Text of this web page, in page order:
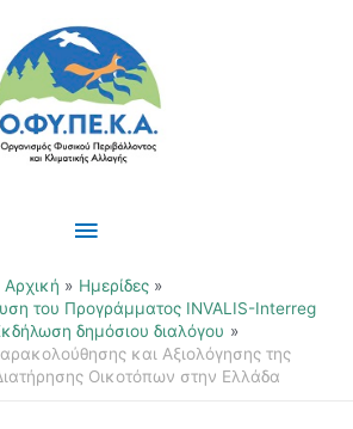
Κύριο
Μενού
Αρχική
Ημερίδες
του Προγράμματος INVALIS-Interreg
δημόσιου διαλόγου
και Αξιολόγησης της
Οικοτόπων στην Ελλάδα